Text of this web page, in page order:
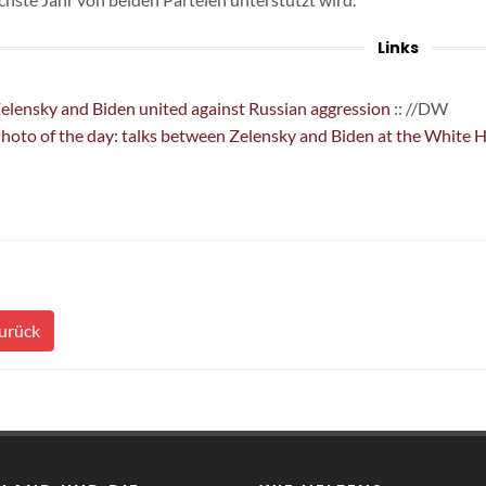
Links
and Biden united against Russian aggression :: //DW
of the day: talks between Zelensky and Biden at the White